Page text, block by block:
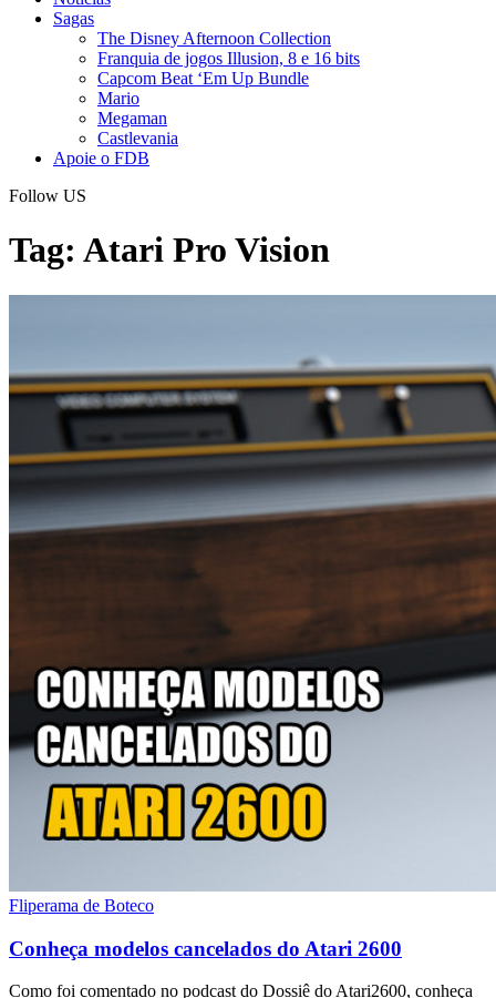
Sagas
The Disney Afternoon Collection
Franquia de jogos Illusion, 8 e 16 bits
Capcom Beat ‘Em Up Bundle
Mario
Megaman
Castlevania
Apoie o FDB
Follow US
Tag: Atari Pro Vision
Fliperama de Boteco
Conheça modelos cancelados do Atari 2600
Como foi comentado no podcast do Dossiê do Atari2600, conheça